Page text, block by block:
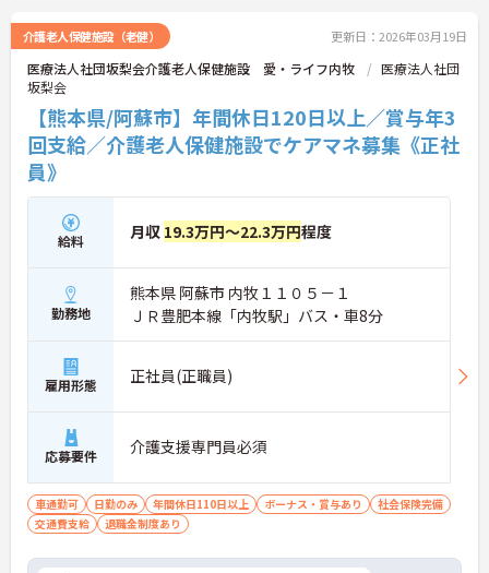
介護老人保健施設（老健） 更新日：2026年03月19日
医療法人社団坂梨会介護老人保健施設 愛・ライフ内牧
医療法人社団
坂梨会
【熊本県/阿蘇市】年間休日120日以上／賞与年3
回支給／介護老人保健施設でケアマネ募集《正社
員》
給料 月収 19.3万円～22.3万円程度
勤務地
熊本県 阿蘇市 内牧１１０５－１
ＪＲ豊肥本線「内牧駅」バス・車8分
雇用形態 正社員(正職員)
応募要件 介護支援専門員必須
車通勤可 日勤のみ 年間休日110日以上 ボーナス・賞与あり
社会保険完備
交通費支給
退職金制度あり